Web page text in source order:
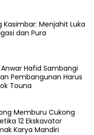
Menjahit Luka
dan Pura
Hafid Sambangi
Pembangunan Harus
Touna
Memburu Cukong
12 Ekskavator
Karya Mandiri